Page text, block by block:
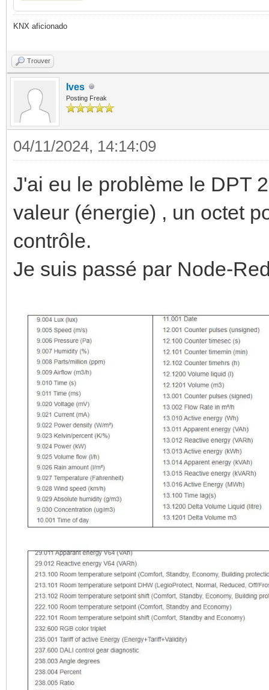
KNX aficionado
Trouver
Ives
Posting Freak
04/11/2024, 14:14:09
J'ai eu le problème le DPT
valeur (énergie) , un octet
contrôle.
Je suis passé par Node-